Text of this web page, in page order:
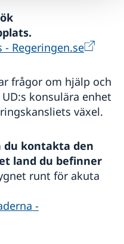
Regeringen.se
frågor om hjälp och
konsulära enhet
växel.
du kontakta den
land du befinner
runt för akuta
-